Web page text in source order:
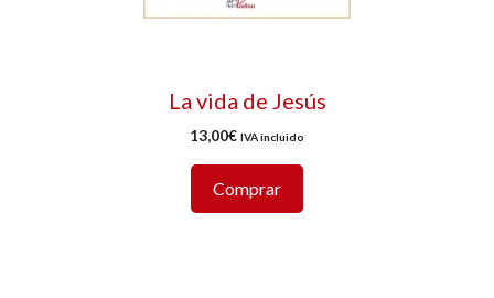
La vida de Jesús
13,00€ IVA incluido
Comprar